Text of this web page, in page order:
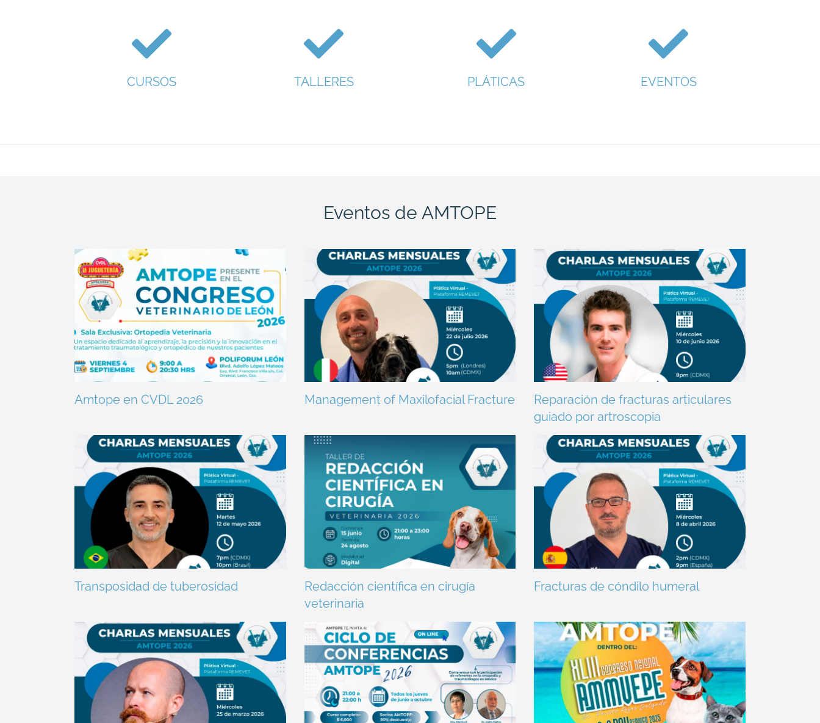
CURSOS TALLERES PLÁTICAS EVENTOS
Eventos de AMTOPE
Amtope en CVDL 2026 Management of Maxilofacial Fracture
Reparación de fracturas articulares
guiado por artroscopia
Transposidad de tuberosidad
Redacción científica en cirugía
veterinaria
Fracturas de cóndilo humeral